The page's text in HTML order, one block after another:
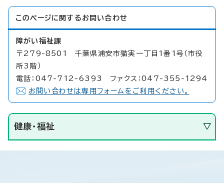
このページに関する お問い合わせ
障がい福祉課
〒279-8501 千葉県浦安市猫実一丁目1番1号（市役
所3階）
電話：047-712-6393 ファクス：047-355-1294
お問い合わせは専用フォームをご利用ください。
健康・福祉